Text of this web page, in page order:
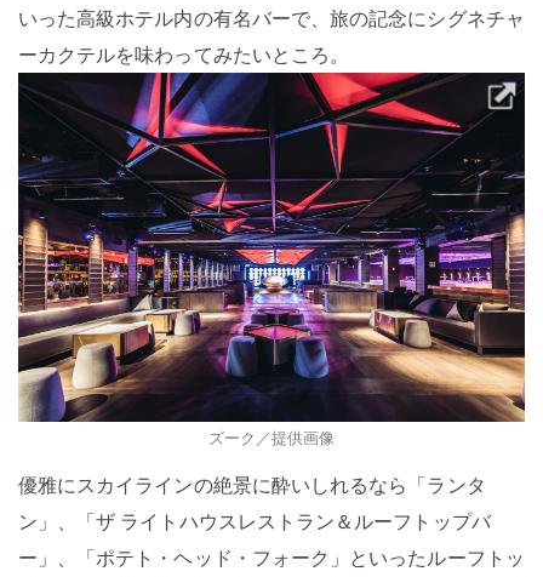
いった高級ホテル内の有名バーで、旅の記念にシグネチャ
ーカクテルを味わってみたいところ。
ズーク／提供画像
優雅にスカイラインの絶景に酔いしれるなら「ランタ
ン」、「ザ ライトハウスレストラン＆ルーフトップバ
ー」、「ポテト・ヘッド・フォーク」といったルーフトッ